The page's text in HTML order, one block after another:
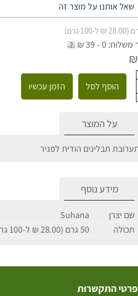
שאל אותנו על מוצר זה
0 - 39 ₪
הוסף לסל הזמן עכשיו
על המוצר
תבלינים הודית לפניר
מידע נוסף
שם יצרן
Suhana
תכולה
50 גרם (28.00 ₪ ל-100 גרם)
פרטי התקשרות